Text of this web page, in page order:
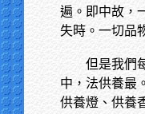
遍。即中故，
失時。一切品
但是我們
中，法供養最
供養燈、供養